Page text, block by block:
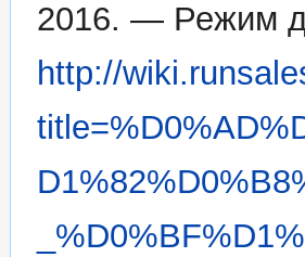
2016. — Режим
http://